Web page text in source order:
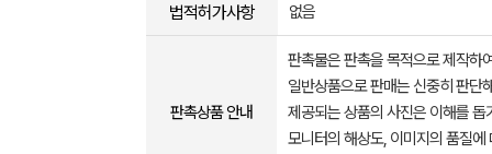
법적허가사항 없음
판촉상품 안내
판촉물은 판촉을 목적으로 제작하
일반상품으로 판매는 신중히 판단
제공되는 상품의 사진은 이해를
모니터의 해상도, 이미지의 품질